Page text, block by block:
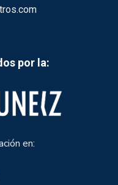
por la:
en: